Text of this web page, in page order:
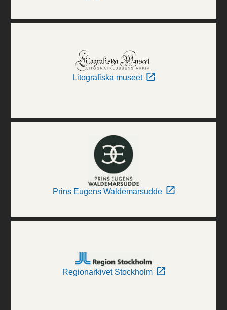
Litografiska museet
Prins Eugens Waldemarsudde
Regionarkivet Stockholm